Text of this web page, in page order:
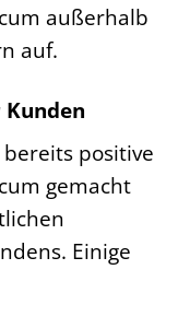
außerhalb
auf.
positive
gemacht
Einige